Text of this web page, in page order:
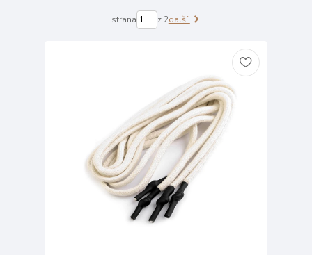
strana z 2další